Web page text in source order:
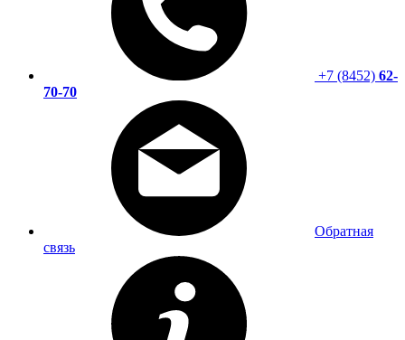
+7 (8452) 62-
70-70
Обратная
связь